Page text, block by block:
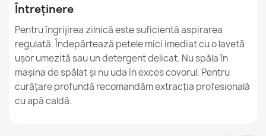
527,90 lej
Întreținere
Pentru îngrijirea zilnică este suficientă aspirarea
regulată. Îndepărtează petele mici imediat cu o lavetă
ușor umezită sau un detergent delicat. Nu spăla în
mașina de spălat și nu uda în exces covorul. Pentru
curățare profundă recomandăm extracția profesională
cu apă caldă.